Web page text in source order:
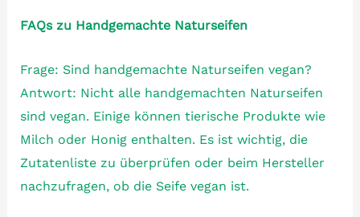
FAQs zu Handgemachte Naturseifen
Frage: Sind handgemachte Naturseifen vegan?
Antwort: Nicht alle handgemachten Naturseifen
sind vegan. Einige können tierische Produkte wie
Milch oder Honig enthalten. Es ist wichtig, die
Zutatenliste zu überprüfen oder beim Hersteller
nachzufragen, ob die Seife vegan ist.